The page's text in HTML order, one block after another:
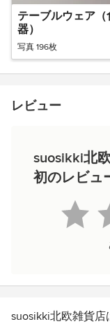
テーブルウェア（
器）
写真 196枚
レビュー
suosikki北
初のレビュ
suosikki北欧雑貨